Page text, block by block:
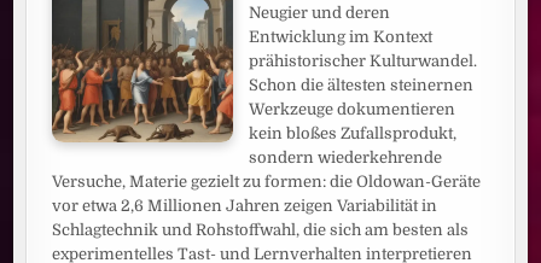
Neugier und deren
Entwicklung im Kontext
prähistorischer Kulturwandel.
Schon die ältesten steinernen
Werkzeuge dokumentieren
kein bloßes Zufallsprodukt,
sondern wiederkehrende
Versuche, Materie gezielt zu formen: die Oldowan-Geräte
vor etwa 2,6 Millionen Jahren zeigen Variabilität in
Schlagtechnik und Rohstoffwahl, die sich am besten als
experimentelles Tast- und Lernverhalten interpretieren